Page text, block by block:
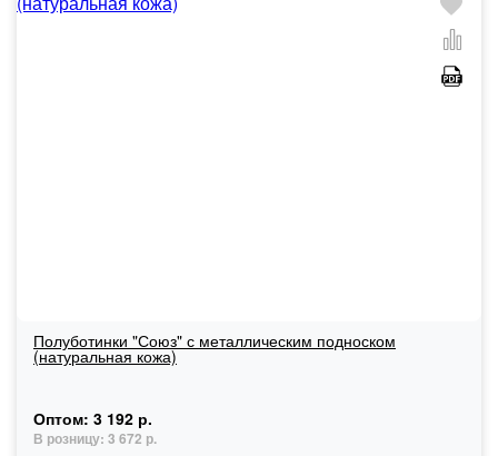
Полуботинки "Союз" с металлическим подноском
(натуральная кожа)
Оптом: 3 192 р.
В розницу: 3 672 р.